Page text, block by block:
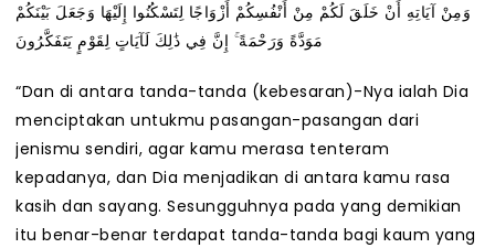
وَمِنْ آيَاتِهِ أَنْ خَلَقَ لَكُمْ مِنْ أَنْفُسِكُمْ أَزْوَاجًا لِتَسْكُنُوا إِلَيْهَا وَجَعَلَ بَيْنَكُمْ
مَوَدَّةً وَرَحْمَةً ۚ إِنَّ فِي ذَٰلِكَ لَآيَاتٍ لِقَوْمٍ يَتَفَكَّرُونَ
“Dan di antara tanda-tanda (kebesaran)-Nya ialah Dia
menciptakan untukmu pasangan-pasangan dari
jenismu sendiri, agar kamu merasa tenteram
kepadanya, dan Dia menjadikan di antara kamu rasa
kasih dan sayang. Sesungguhnya pada yang demikian
itu benar-benar terdapat tanda-tanda bagi kaum yang